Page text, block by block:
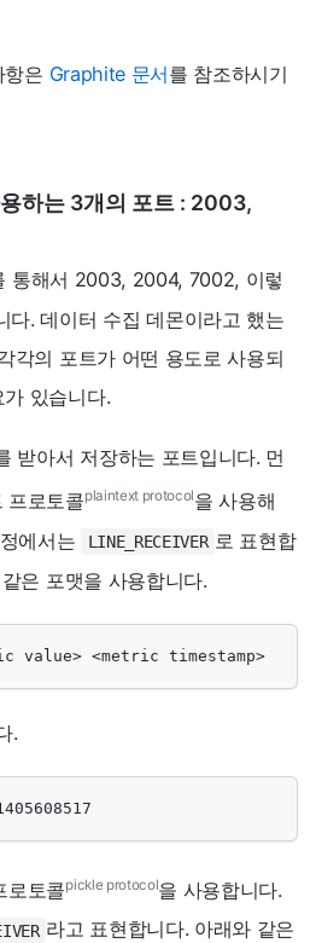
은 Graphite 문서를 참조하시기
하는 3개의 포트 : 2003,
통해서 2003, 2004, 7002, 이렇
다. 데이터 수집 데몬이라고 했는
각의 포트가 어떤 용도로 사용되
있습니다.
받아서 저장하는 포트입니다. 먼
프로토콜plaintext protocol을 사용해
에서는
LINE_RECEIVER 로 표현합
은 포맷을 사용합니다.
value> <metric timestamp>
.
로토콜pickle protocol을 사용합니다.
라고 표현합니다. 아래와 같은